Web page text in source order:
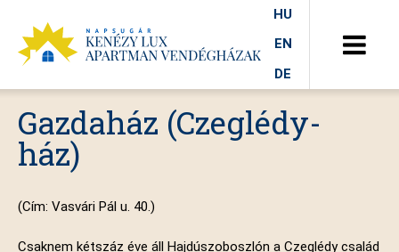
HU
EN
DE
Gazdaház (Czeglédy-
ház)
(Cím: Vasvári Pál u. 40.)
Csaknem kétszáz éve áll Hajdúszoboszlón a Czeglédy család